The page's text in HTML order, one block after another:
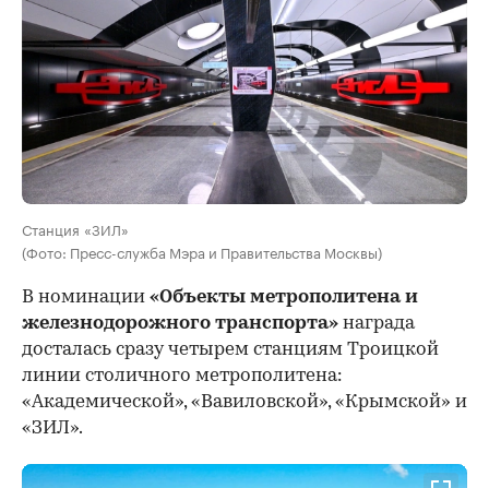
Станция «ЗИЛ»
(Фото: Пресс-служба Мэра и Правительства Москвы)
В номинации «Объекты метрополитена и
железнодорожного транспорта» награда
досталась сразу четырем станциям Троицкой
линии столичного метрополитена:
«Академической», «Вавиловской», «Крымской» и
«ЗИЛ».